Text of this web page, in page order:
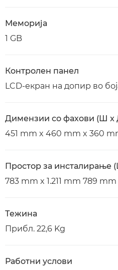
Меморија
1 GB
Контролен панел
LCD-екран на допир во
Димензии со фахови (Ш x
451 mm x 460 mm x 360
Простор за инсталирање
783 mm x 1.211 mm 789 mm
Тежина
Прибл. 22,6 Kg
Работни услови